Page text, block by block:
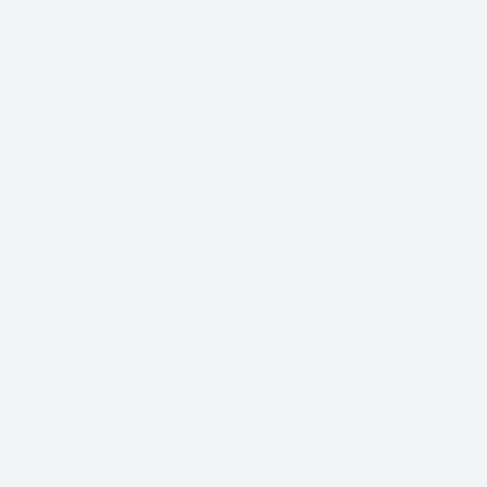
ist gesichert.
oder PIUS-Innovativ, aus dem KMU-
der Hausbank an den